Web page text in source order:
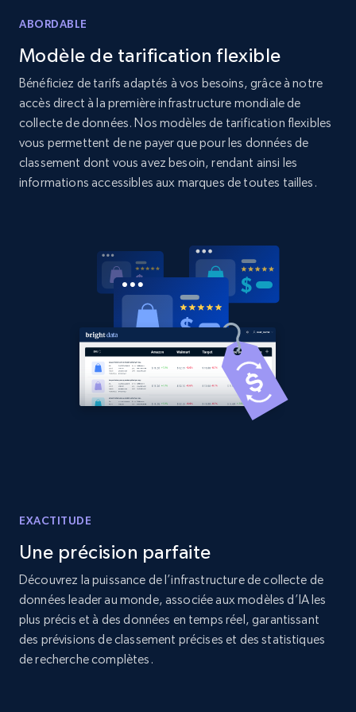
Title, Seller name, Brand, Description, Initial
more.
2.1K+ 375+ Commencer
Amazon products global dataset - Collects
price, Currency, Availability, Reviews count, and
375+ Commencer
Amazon products global dataset -
Collecting products by keyword search
Amazon products global dataset - Collects
products by best sellers category URL
Title, Seller name, Brand, Description, Initial
price, Currency, Availability, Reviews count, and
more.
ABORDABLE
Modèle de tarification flexible
Bénéficiez de tarifs adaptés à vos besoins, grâce à notre
accès direct à la première infrastructure mondiale de
collecte de données. Nos modèles de tarification flexibles
vous permettent de ne payer que pour les données de
classement dont vous avez besoin, rendant ainsi les
informations accessibles aux marques de toutes tailles.
EXACTITUDE
Une précision parfaite
Découvrez la puissance de l’infrastructure de collecte de
données leader au monde, associée aux modèles d’IA les
plus précis et à des données en temps réel, garantissant
des prévisions de classement précises et des statistiques
de recherche complètes.